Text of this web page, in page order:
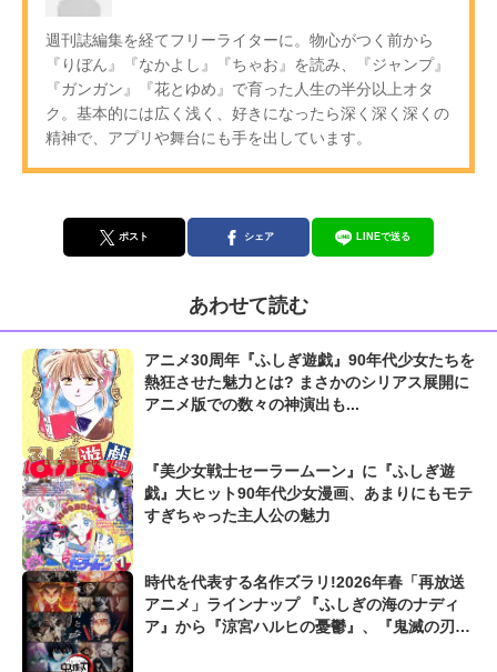
週刊誌編集を経てフリーライターに。物心がつく前から
『りぼん』『なかよし』『ちゃお』を読み、『ジャンプ』
『ガンガン』『花とゆめ』で育った人生の半分以上オタ
ク。基本的には広く浅く、好きになったら深く深く深くの
精神で、アプリや舞台にも手を出しています。
ポスト シェア LINEで送る
あわせて読む
アニメ30周年『ふしぎ遊戯』90年代少女たちを
熱狂させた魅力とは? まさかのシリアス展開に
アニメ版での数々の神演出も...
『美少女戦士セーラームーン』に『ふしぎ遊
戯』大ヒット90年代少女漫画、あまりにもモテ
すぎちゃった主人公の魅力
時代を代表する名作ズラリ!2026年春「再放送
アニメ」ラインナップ 『ふしぎの海のナディ
ア』から『涼宮ハルヒの憂鬱』、『鬼滅の刃』